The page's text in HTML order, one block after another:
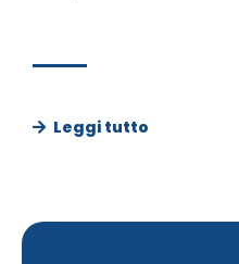
Leggi tutto